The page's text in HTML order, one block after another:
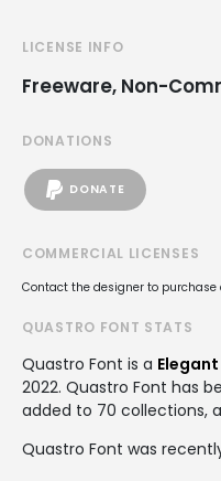
LICENSE INFO
Freeware, Non-
DONATIONS
DONATE
COMMERCIAL LICENSES
Contact the designer to
QUASTRO FONT STATS
Quastro Font is a
2022. Quastro Font has
added to 70 collections,
Quastro Font was